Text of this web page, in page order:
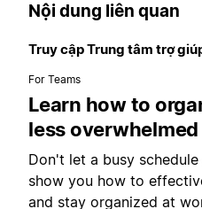
Nội dung liên quan
Truy cập Trung tâm trợ
For Teams
Learn how to
less overwhelmed
Don't let a busy
show you how to
and stay organized at